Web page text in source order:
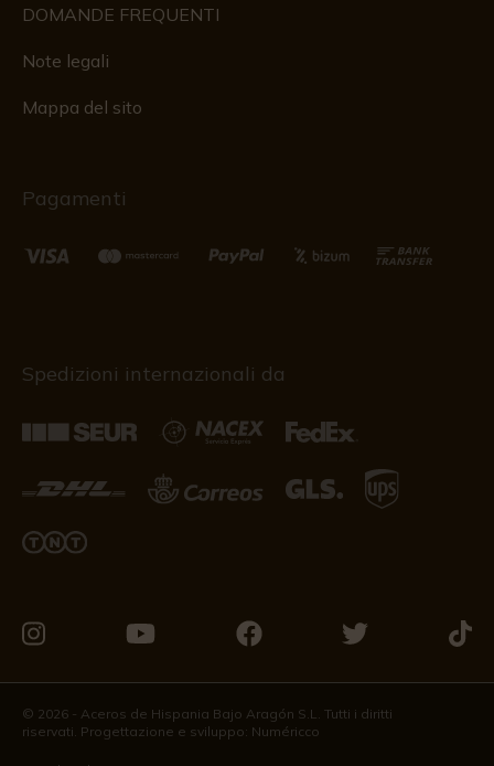
DOMANDE FREQUENTI
Note legali
Mappa del sito
Pagamenti
Spedizioni internazionali da
a
trovarci
su
a
trovarci
su
a
trovarci
su
a
trovarci
a
© 2026 - Aceros de Hispania Bajo Aragón S.L. Tutti i diritti
riservati. Progettazione e sviluppo: Numéricco